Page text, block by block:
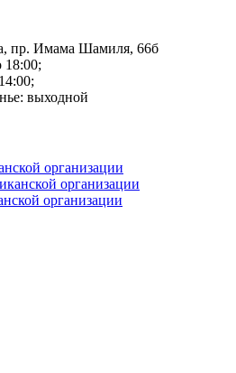
пр. Имама Шамиля, 66б
18:00;
выходной
организации
организации
организации